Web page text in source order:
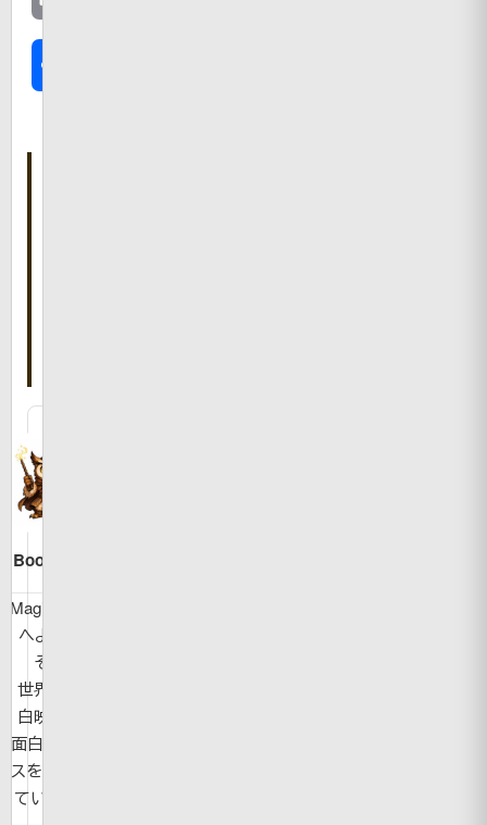
Bookman
MagicBook
へようこ
そ！
世界の面
白映像や
面白ニュー
スを紹介し
ています。